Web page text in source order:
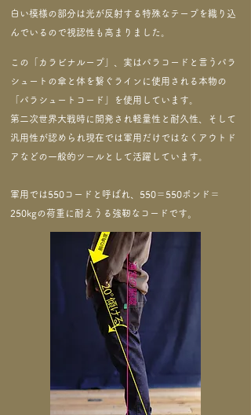
白い模様の部分は光が反射する特殊なテープを織り込
んでいるので​視認性も高まりました。
この「カラビナループ」、実はパラコードと言うパラ
シュートの傘と体を繋ぐ ​ラインに使用される本物の
「パラシュートコード」を使用しています。
第二次世界大戦時に開発され軽量性と耐久性、そして
汎用性が認められ現在では軍用だけではなくアウトド
アなどの一般的ツールとして活躍しています。
​軍用では550コードと呼ばれ、550＝550ポンド＝
250kgの荷重に耐えうる強靭なコードです。